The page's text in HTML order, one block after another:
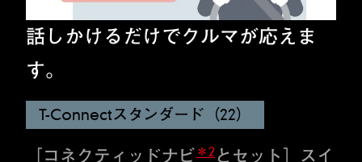
話しかけるだけでクルマが応えま
す。
T-Connectスタンダード（22）
［コネクティッドナビ ＊2 とセット］スイ